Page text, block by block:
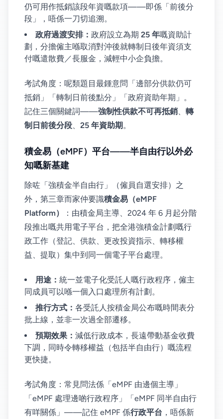
仍可用作抵銷該段年資嘅款項——即係「前後分
段」，唔係一刀切追溯。
政府過渡安排： 政府設立為期 25 年嘅資助計
劃，分擔僱主喺取消對沖後就轉制日後年資須支
付嘅遣散費／長服金，減輕中小企負擔。
考試角度：呢類題目最鍾意問「邊部分供款仍可
抵銷」「轉制日前後點分」「政府資助年期」。
記住三個關鍵詞——強制性供款不可再抵銷、 轉
制日前後分段、 25 年資助期。
積金易（eMPF）平台——半自由行以外必
知嘅新基建
除咗「強積金半自由行」（僱員自選安排）之
外，第三章而家仲要識積金易（eMPF
Platform）
：由積金局主導、2024 年 6 月起分階
段推出嘅共用電子平台，把全港強積金計劃嘅行
政工作（登記、供款、更改投資指示、轉移權
益、提取）集中到同一個電子平台處理。
用途： 統一並電子化受託人嘅行政程序，僱主
同成員可以喺一個入口處理所有計劃。
推行方式： 各受託人按積金局公布嘅時間表分
批上線，並非一次過全部遷移。
預期效果： 減低行政成本，長遠帶動基金收費
下調，同時令轉移權益（包括半自由行）嘅流程
更快捷。
考試角度：常見問法係「eMPF 由邊個主導」
「eMPF 處理邊啲行政程序」「eMPF 同半自由行
有咩關係」——記住 eMPF 係行政平台 ，唔係新